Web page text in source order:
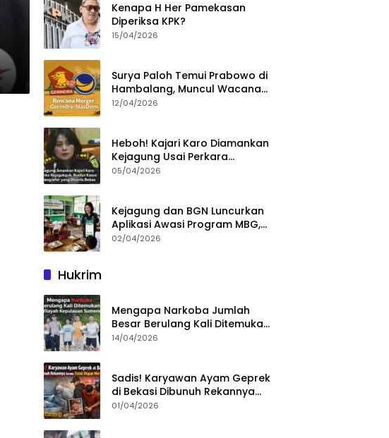
Kenapa H Her Pamekasan
Diperiksa KPK?
15/04/2026
Surya Paloh Temui Prabowo di
Hambalang, Muncul Wacana
Penggabungan NasDem dan
12/04/2026
Heboh! Kajari Karo Diamankan
Kejagung Usai Perkara
Videografer Divonis Bebas
05/04/2026
Kejagung dan BGN Luncurkan
Aplikasi Awasi Program MBG,
Begini Cara Lapornya
02/04/2026
Hukrim
Mengapa Narkoba Jumlah
Besar Berulang Kali Ditemukan
di Wilayah Kepulauan
14/04/2026
Sadis! Karyawan Ayam Geprek
di Bekasi Dibunuh Rekannya
karena Tolak Diajak Merampok
01/04/2026